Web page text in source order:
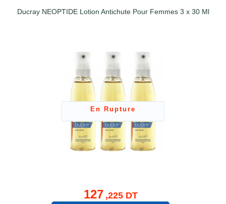
Ducray NEOPTIDE Lotion Antichute Pour Femmes 3 x 30 Ml
En Rupture
127 ,225 DT